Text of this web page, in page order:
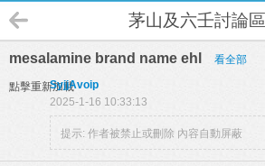
茅山及六壬討論區
mesalamine brand name ehl 看全部
點擊重新加載SyjjAvoip
2025-1-16 10:33:13
提示: 作者被禁止或刪除 內容自動屏蔽